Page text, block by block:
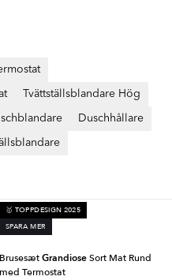
Tvättställsblandare Hög
Duschhållare
🥇 TOPPDESIGN 2025
SPARA MER
BrusesætGrandioseSort Mat Rund
med Termostat